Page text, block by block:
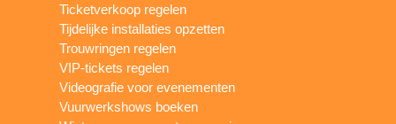
Ticketverkoop regelen
Tijdelijke installaties opzetten
Trouwringen regelen
VIP-tickets regelen
Videografie voor evenementen
Vuurwerkshows boeken